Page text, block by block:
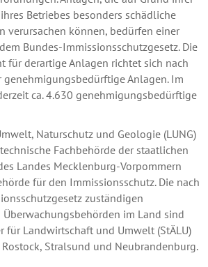
Betriebes besonders schädliche
verursachen können, bedürfen einer
Bundes-Immissionsschutzgesetz. Die
für derartige Anlagen richtet sich nach
genehmigungsbedürftige Anlagen. Im
ca. 4.630 genehmigungsbedürftige
Naturschutz und Geologie (LUNG)
Fachbehörde der staatlichen
Landes Mecklenburg-Vorpommern
für den Immissionsschutz. Die nach
zuständigen
im Land sind
für Landwirtschaft und Umwelt (StÄLU)
Stralsund und Neubrandenburg.